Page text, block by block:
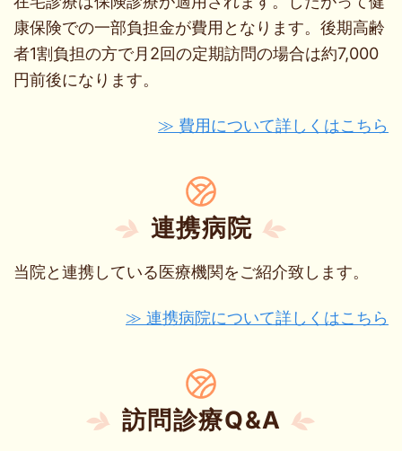
康保険での一部負担金が費用となります。後期高齢
者1割負担の方で月2回の定期訪問の場合は約7,000
円前後になります。
≫ 費用について詳しくはこちら
連携病院
当院と連携している医療機関をご紹介致します。
≫ 連携病院について詳しくはこちら
訪問診療Q&A